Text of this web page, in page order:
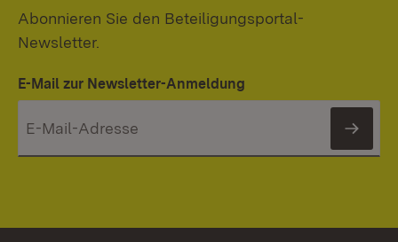
Abonnieren Sie den Beteiligungsportal-
Newsletter.
E-Mail zur Newsletter-Anmeldung